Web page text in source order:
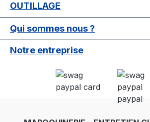
OUTILLAGE
Qui sommes nous ?
Notre entreprise